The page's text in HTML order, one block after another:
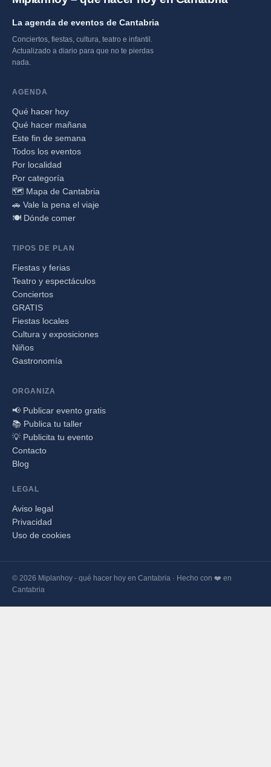
La agenda de eventos de Cantabria
Conciertos, fiestas, cultura, teatro e infantil.
Actualizado a diario para que no te pierdas
nada.
AGENDA
Qué hacer hoy
Qué hacer mañana
Este fin de semana
Todos los eventos
Por localidad
Por categoría
🗺️ Mapa de Cantabria
🚗 Vale la pena el viaje
🍽️ Dónde comer
TIPOS DE PLAN
Fiestas y ferias
Teatro y espectáculos
Conciertos
GRATIS
Fiestas locales
Cultura y exposiciones
Niños
Gastronomía
ORGANIZA
📢 Publicar evento gratis
📚 Publica tu taller
💡 Publicita tu evento
Contacto
Blog
LEGAL
Aviso legal
Privacidad
Uso de cookies
© 2026 Miplanhoy - qué hacer hoy en Cantabria · Hecho con ❤️ en
Cantabria